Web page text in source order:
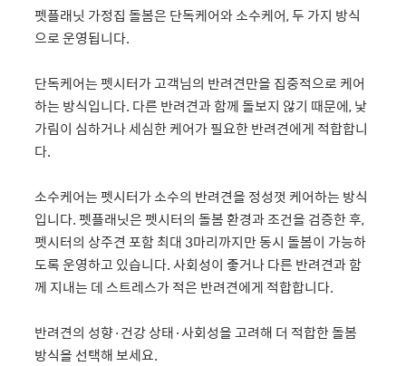
펫플래닛 가정집 돌봄은 단독케어와 소수케어, 두 가지 방식
으로 운영됩니다.
단독케어는 펫시터가 고객님의 반려견만을 집중적으로 케어
하는 방식입니다. 다른 반려견과 함께 돌보지 않기 때문에, 낯
가림이 심하거나 세심한 케어가 필요한 반려견에게 적합합니
다.
소수케어는 펫시터가 소수의 반려견을 정성껏 케어하는 방식
입니다. 펫플래닛은 펫시터의 돌봄 환경과 조건을 검증한 후,
펫시터의 상주견 포함 최대 3마리까지만 동시 돌봄이 가능하
도록 운영하고 있습니다. 사회성이 좋거나 다른 반려견과 함
께 지내는 데 스트레스가 적은 반려견에게 적합합니다.
반려견의 성향·건강 상태·사회성을 고려해 더 적합한 돌봄
방식을 선택해 보세요.